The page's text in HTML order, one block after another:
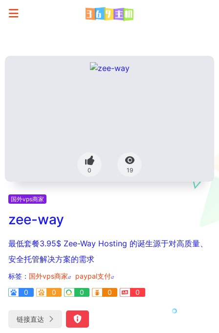
0 19
国外vps商家
zee-way
最低套餐3.95$ Zee-Way Hosting 的诞生源于对高质量、
安全托管解决方案的需求
标签： 国外vps商家
paypal支付
0
0 0 0 0
链接直达